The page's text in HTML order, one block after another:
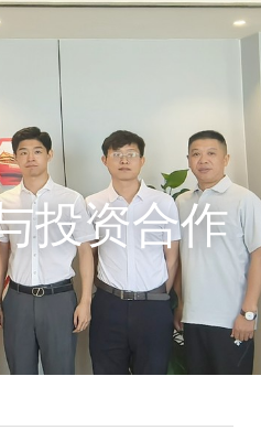
投资合作